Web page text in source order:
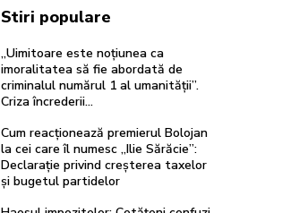
Stiri populare
„Uimitoare este noțiunea ca
imoralitatea să fie abordată de
criminalul numărul 1 al umanității”.
Criza încrederii…
Cum reacționează premierul Bolojan
la cei care îl numesc „Ilie Sărăcie”:
Declarație privind creșterea taxelor
și bugetul partidelor